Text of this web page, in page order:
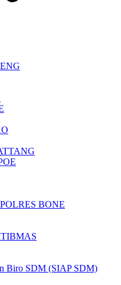
BONE
Biro SDM (SIAP SDM)